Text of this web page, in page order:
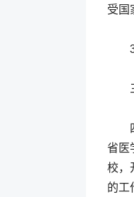
受国
3、
三
四
省医
校，
的工